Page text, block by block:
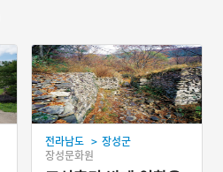
전라남도 > 장성군
장성문화원